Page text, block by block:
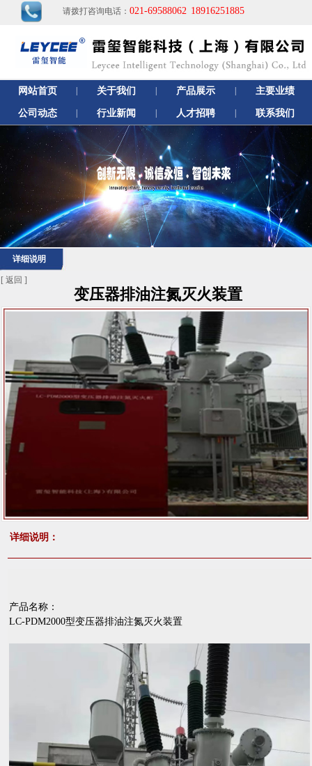
请拨打咨询电话： 021-69588062 18916251885
网站首页 关于我们 产品展示 主要业绩
公司动态 行业新闻 人才招聘 联系我们
详细说明
[ 返回 ]
变压器排油注氮灭火装置
详细说明：
产品名称：
LC-PDM2000型变压器排油注氮灭火装置